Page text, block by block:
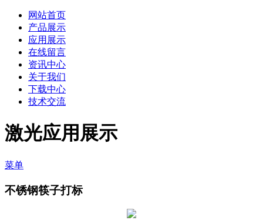
网站首页
产品展示
应用展示
在线留言
资讯中心
关于我们
下载中心
技术交流
激光应用展示
菜单
不锈钢筷子打标